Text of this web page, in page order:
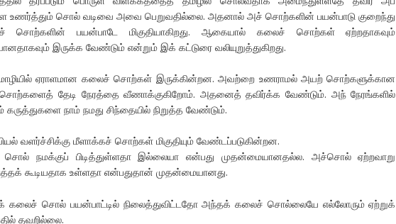
உணர்த்தும் சொல் வடிவை அவை பெறுவதில்லை. அதனால் அச் சொற்களின் பயன்பாடு குறைந்து
சொற்களின் பயன்பாடே மிகுதியாகிறது. ஆகையால் கலைச் சொற்கள் ஏற்றதாகவும்
இருக்க வேண்டும் என்றும் இக் கட்டுரை வலியுறுத்துகிறது.
ஏராளமான கலைச் சொற்கள் இருக்கின்றன. அவற்றை உணராமல் அயற் சொற்களுக்கான
தேடி நேரத்தை வீணாக்குகிறோம். அதனைத் தவிர்க்க வேண்டும். அந் நேரங்களில்
கருத்துகளை நாம் நமது சிந்தையில் நிறுத்த வேண்டும்.
வளர்ச்சிக்கு மீளாக்கச் சொற்கள் மிகுதியும் வேண்டப்படுகின்றன.
சொல் நமக்குப் பிடித்துள்ளதா இல்லையா என்பது முதன்மையானதல்ல. அச்சொல் ஏற்றவாறு
கூடியதாக உள்ளதா என்பதுதான் முதன்மையானது.
கலைச் சொல் பயன்பாட்டில் நிலைத்துவிட்டதோ அந்தக் கலைச் சொல்லையே எல்லோரும் ஏற்றுக்
தவறில்லை.